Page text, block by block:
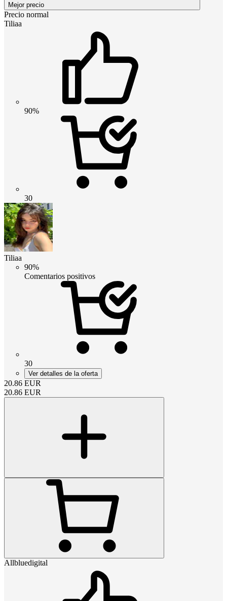
Mejor precio
Precio normal
Tiliaa
90%
30
Tiliaa
90%
Comentarios positivos
30
Ver detalles de la oferta
20.86 EUR
20.86 EUR
Allbluedigital